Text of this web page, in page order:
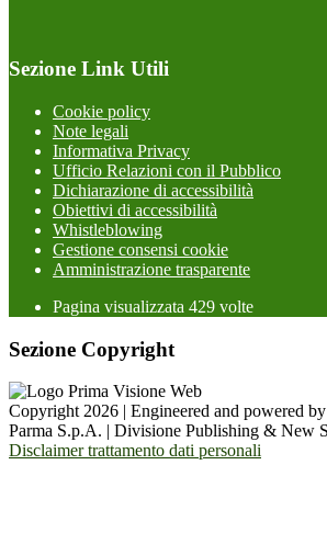
Sezione Link Utili
Cookie policy
Note legali
Informativa Privacy
Ufficio Relazioni con il Pubblico
Dichiarazione di accessibilità
Obiettivi di accessibilità
Whistleblowing
Gestione consensi cookie
Amministrazione trasparente
Pagina visualizzata 429 volte
Sezione Copyright
Copyright 2026 | Engineered and powered
Parma S.p.A. | Divisione Publishing & New
Disclaimer trattamento dati personali